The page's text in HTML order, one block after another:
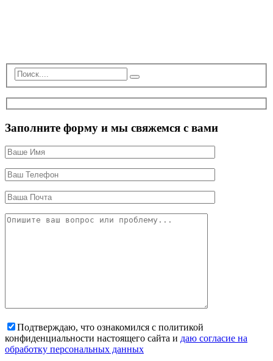
Заполните форму и мы свяжемся с вами
Подтверждаю, что ознакомился с политикой
конфиденциальности настоящего сайта и даю согласие на
обработку персональных данных